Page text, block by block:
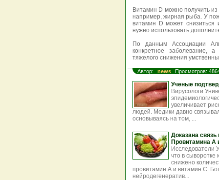
Витамин D можно получить
например, жирная рыба. У
витамин D может снизиться
нужно использовать
По данным Ассоциации
конкретное заболевание,
тяжелого снижения
Автор: news Просмотров:
Ученые
Вирусологи
увеличивает
людей. Медики давно
основываясь на том, ...
Доказана
Провитамина А
Исследователи
что в
снижено
провитамин А и витамин С.
нейродегенератив...